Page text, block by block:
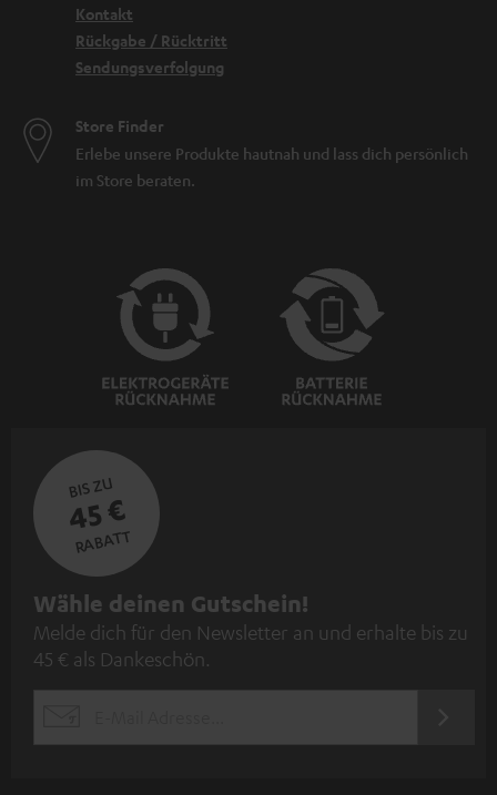
Kontakt
Rückgabe / Rücktritt
Sendungsverfolgung
Store Finder
Erlebe unsere Produkte hautnah und lass dich persönlich
im Store beraten.
BIS ZU
45 €
RABATT
N
e
w
Wähle deinen Gutschein!
Melde dich für den Newsletter an und erhalte bis zu
45 € als Dankeschön.